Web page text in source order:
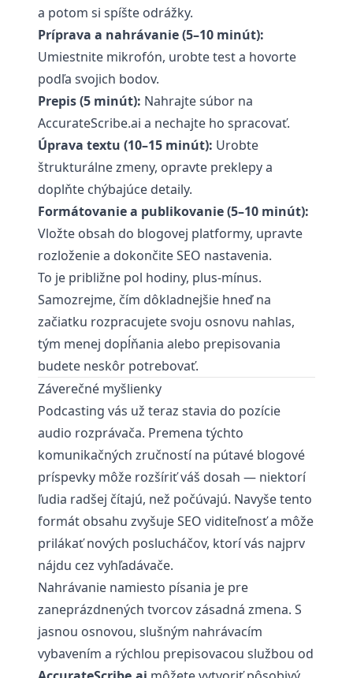
a potom si spíšte odrážky.
Príprava a nahrávanie (5–10 minút):
Umiestnite mikrofón, urobte test a hovorte
podľa svojich bodov.
Prepis (5 minút): Nahrajte súbor na
AccurateScribe.ai a nechajte ho spracovať.
Úprava textu (10–15 minút): Urobte
štrukturálne zmeny, opravte preklepy a
doplňte chýbajúce detaily.
Formátovanie a publikovanie (5–10 minút):
Vložte obsah do blogovej platformy, upravte
rozloženie a dokončite SEO nastavenia.
To je približne pol hodiny, plus-mínus.
Samozrejme, čím dôkladnejšie hneď na
začiatku rozpracujete svoju osnovu nahlas,
tým menej dopĺňania alebo prepisovania
budete neskôr potrebovať.
Záverečné myšlienky
Podcasting vás už teraz stavia do pozície
audio rozprávača. Premena týchto
komunikačných zručností na pútavé blogové
príspevky môže rozšíriť váš dosah — niektorí
ľudia radšej čítajú, než počúvajú. Navyše tento
formát obsahu zvyšuje SEO viditeľnosť a môže
prilákať nových poslucháčov, ktorí vás najprv
nájdu cez vyhľadávače.
Nahrávanie namiesto písania je pre
zaneprázdnených tvorcov zásadná zmena. S
jasnou osnovou, slušným nahrávacím
vybavením a rýchlou prepisovacou službou od